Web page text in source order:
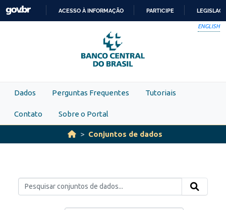
Skip to main content
PARA
O
CONTEÚDO
ACESSO À INFORMAÇÃO PARTICIPE
ENGLISH
Dados Perguntas Frequentes Tutoriais
Contato Sobre o Portal
Conjuntos de dados